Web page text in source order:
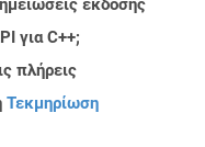
έκδοσης
για C++;
πλήρεις
Τεκμηρίωση